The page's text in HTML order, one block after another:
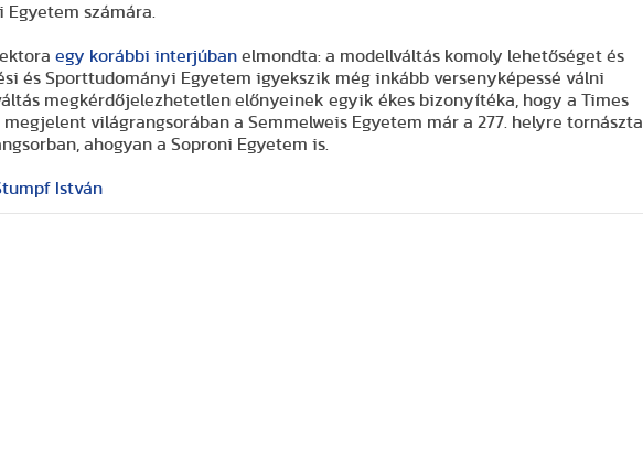
számára.
egy korábbi interjúban elmondta: a modellváltás komoly lehetőséget és
és Sporttudományi Egyetem igyekszik még inkább versenyképessé válni
megkérdőjelezhetetlen előnyeinek egyik ékes bizonyítéka, hogy a Times
megjelent világrangsorában a Semmelweis Egyetem már a 277. helyre tornászta
ahogyan a Soproni Egyetem is.
István